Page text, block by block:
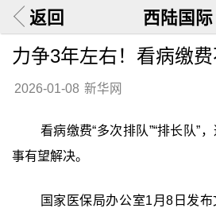
返回 西陆国际
力争3年左右！看病缴费
2026-01-08 新华网
看病缴费“多次排队”“排长队”
事有望解决。
国家医保局办公室1月8日发